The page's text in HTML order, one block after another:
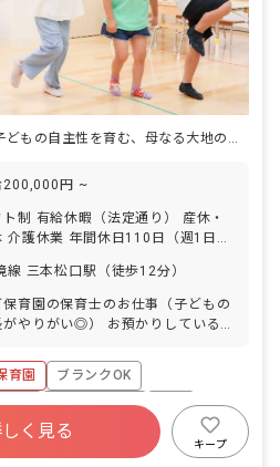
あなたの個性と子どもの自主性を育む、母なる大地のような保育園
200,000円 ~
ト制 有給休暇（法定通り） 産休・
介護休業 年間休日110日（週1日ま
って変更の可能性有
線 三本松口駅（徒歩12分）
保育園の保育士のお仕事（子どもの
がやりがい◎） お預かりしている子
・睡眠・排泄・清潔・衣類の着脱
集団生活を通じた社会性の装着 ・
の計画・実行、お知らせの作成
育園
ブランクOK
あり
社会保険完備
有給
退職金制度
昇給昇進あり
く見る
キープ